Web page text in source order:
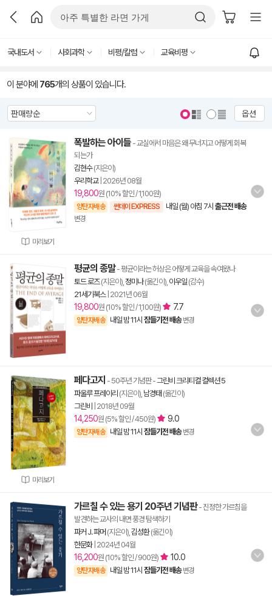
국내도서 사회과학 비평/칼럼 교육비평
이 분야에 765개의 상품이 있습니다.
옵션
미리보기
폭발하는 아이들 - 교실에서 마음은 왜 무너지고 어떻게 회복
되는가
김현수(지은이)
우리학교| 2026년 08월
19,800원 (10% 할인 / 1,100원)
양탄자배송 썬데이 EXPRESS 내일 (월) 아침 7시 출근전 배송
변경
평균의 종말- 평균이라는 허상은 어떻게 교육을 속여왔나
토드 로즈(지은이), 정미나(옮긴이), 이우일 (감수)
21세기북스| 2021년 06월
19,800원 (10% 할인 / 1,100원) 7.7
양탄자배송 내일 밤 11시 잠들기전 배송 변경
미리보기
페다고지 - 50주년 기념판-그린비 크리티컬 컬렉션 5
파울루 프레이리 (지은이), 남경태 (옮긴이)
그린비
2018년 09월
14,250원 (5% 할인 / 450원) 9.0
양탄자배송 내일 밤 11시 잠들기전 배송 변경
가르칠 수 있는 용기 20주년 기념판- 진정한 가르침을
발견하는 교사의 내면 풍경 탐색하기
파커 J. 파머 (지은이), 김성환(옮긴이)
한문화| 2024년 04월
16,200원 (10% 할인 / 900원) 10.0
양탄자배송 내일 밤 11시 잠들기전 배송 변경